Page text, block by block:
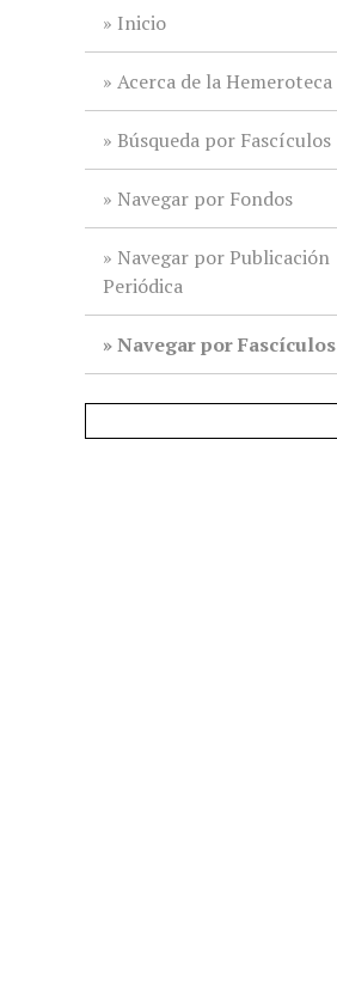
Inicio
Acerca de la Hemeroteca
Búsqueda por Fascículos
Navegar por Fondos
Navegar por Publicación
Periódica
Navegar por Fascículos